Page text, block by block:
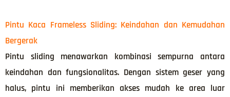
Pintu Kaca Frameless Sliding: Keindahan dan Kemudahan
Bergerak
Pintu sliding menawarkan kombinasi sempurna antara
keindahan dan fungsionalitas. Dengan sistem geser yang
halus, pintu ini memberikan akses mudah ke area luar